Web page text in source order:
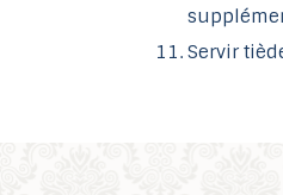
Servir